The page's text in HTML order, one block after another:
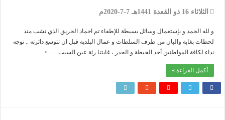
الثلاثاء 16 ذو القعدة 1441هـ 7-7-2020م
و لله الحمد و بإستعمال وسائل بسيطة للإطفاء تم اخماد الحريق الذي نشب منذ
لحظات بغابة والبان من طرف السلطات و عمال البلدية قبل ان تتوسع دائرته .. نوجه
نداء لكافة المواطنين أخذ الحيطة و الحذر ، غابتنا رئة عين السبت … >
أكمل القراءة »